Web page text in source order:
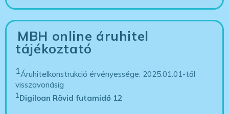
MBH online áruhitel
tájékoztató
1Áruhitelkonstrukció érvényessége: 2025.01.01-től
visszavonásig
1Digiloan Rövid futamidő 12